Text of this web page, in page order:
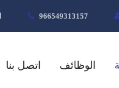
966549313157
الوظائف اتصل بنا